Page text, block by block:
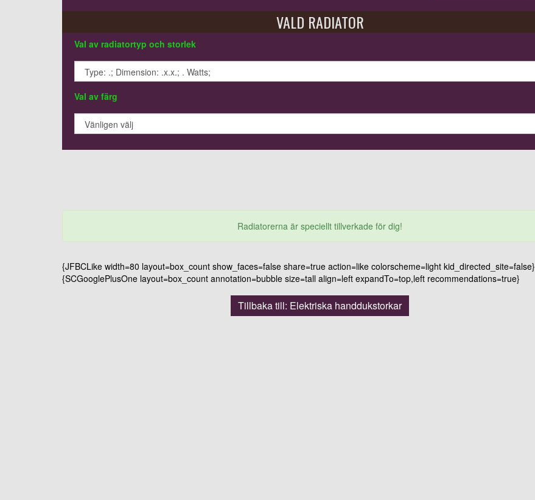
VALD RADIATOR
Val av radiatortyp och storlek
Val av färg
Radiatorerna är speciellt tillverkade för dig!
{JFBCLike width=80 layout=box_count show_faces=false share=true action=like colorscheme=light kid_directed_site=false}
{SCGooglePlusOne layout=box_count annotation=bubble size=tall align=left expandTo=top,left recommendations=true}
Tillbaka till: Elektriska handdukstorkar